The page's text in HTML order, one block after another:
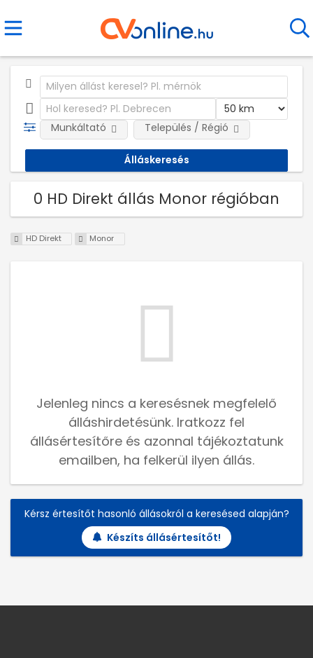
Munkáltató Település / Régió
0 HD Direkt állás Monor régióban
HD Direkt Monor
Jelenleg nincs a keresésnek megfelelő
álláshirdetésünk. Iratkozz fel
állásértesítőre és azonnal tájékoztatunk
emailben, ha felkerül ilyen állás.
Kérsz értesítőt hasonló állásokról a keresésed alapján?
Készíts állásértesítőt!